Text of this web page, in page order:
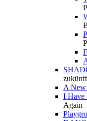
A
I Have
Again